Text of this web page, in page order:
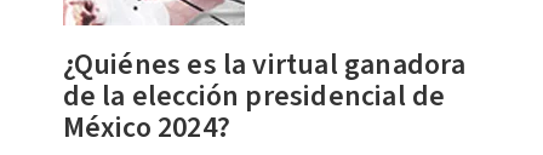
¿Quiénes es la virtual ganadora
de la elección presidencial de
México 2024?